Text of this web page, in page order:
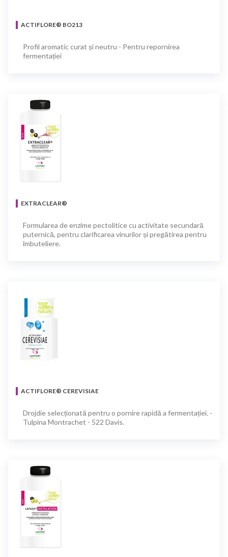
ACTIFLORE® BO213
Profil aromatic curat și neutru - Pentru repornirea
fermentației
EXTRACLEAR®
Formularea de enzime pectolitice cu activitate secundară
puternică, pentru clarificarea vinurilor și pregătirea pentru
îmbuteliere.
ACTIFLORE® CEREVISIAE
Drojdie selecționată pentru o pornire rapidă a fermentației. -
Tulpina Montrachet - 522 Davis.